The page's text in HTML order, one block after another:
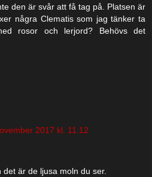
den är svår att få tag på. Platsen är
några Clematis som jag tänker ta
rosor och lerjord? Behövs det
2017 kl. 11.12
det är de ljusa moln du ser.